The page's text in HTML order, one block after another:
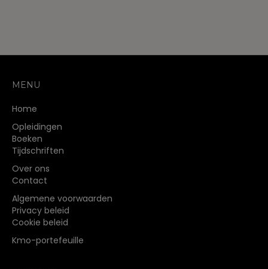
MENU
Home
Opleidingen
Boeken
Tijdschriften
Over ons
Contact
Algemene voorwaarden
Privacy beleid
Cookie beleid
Kmo-portefeuille